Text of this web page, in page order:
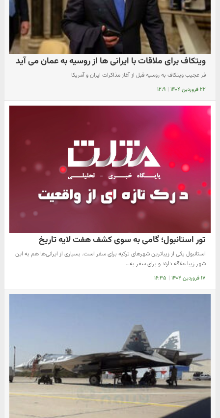
ویتکاف برای ملاقات با ایرانی ها از روسیه به عمان می آید
فر عجیب ویتکاف به روسیه قبل از آغاز مذاکرات ایران و آمریکا
۲۲ فروردین ۱۴۰۴ | ۱۲:۹
تور استانبول؛ گامی به سوی کشف هفت لایه تاریخ
استانبول یکی از زیباترین شهرهای ترکیه برای سفر است. بسیاری از ایرانی‌ها هم به این
شهر زیبا علاقه دارند و برای سفر به…
۱۷ فروردین ۱۴۰۴ | ۱۶:۳۵